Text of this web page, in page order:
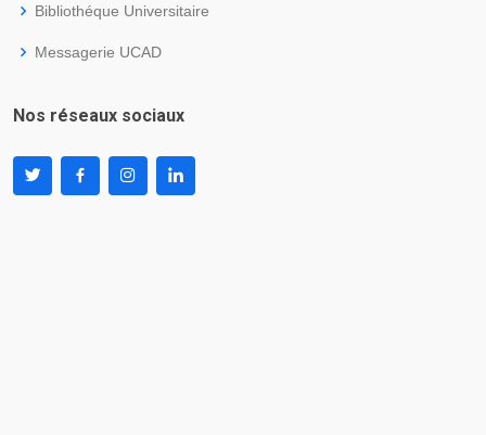
Bibliothéque Universitaire
Messagerie UCAD
Nos réseaux sociaux